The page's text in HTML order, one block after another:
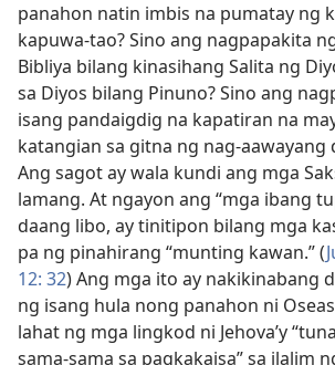
panahon natin imbis na pumatay ng
kapuwa-tao? Sino ang nagpapakita
Bibliya bilang kinasihang Salita ng
sa Diyos bilang Pinuno? Sino ang
isang pandaigdig na kapatiran na
katangian sa gitna ng nag-aawayang
Ang sagot ay wala kundi ang mga
lamang. At ngayon ang “mga ibang
daang libo, ay tinitipon bilang mga
pa ng pinahirang “munting kawan.” (
12: 32) Ang mga ito ay nakikinabang
ng isang hula nong panahon ni
lahat ng mga lingkod ni Jehova’y
sama-sama sa pagkakaisa” sa ilalim